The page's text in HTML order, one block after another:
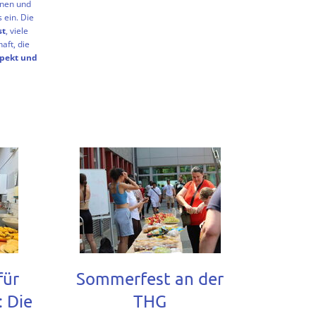
und
ein. Die
, viele
die
und
Die
Sommerfest an der
THG